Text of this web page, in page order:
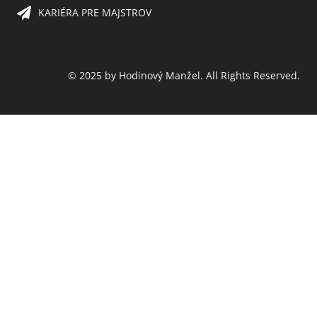
KARIÉRA PRE MAJSTROV​
© 2025 by Hodinový Manžel. All Rights Reserved.